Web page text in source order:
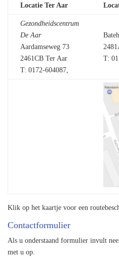
Locatie Ter Aar
Gezondheidscentrum
De Aar
Aardamseweg 73
2461CB Ter Aar
T: 0172-604087,
T:
Klik op het kaartje voor een
Contactformulier
Als u onderstaand formulier invult
met u op.